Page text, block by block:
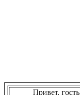
Привет, гость